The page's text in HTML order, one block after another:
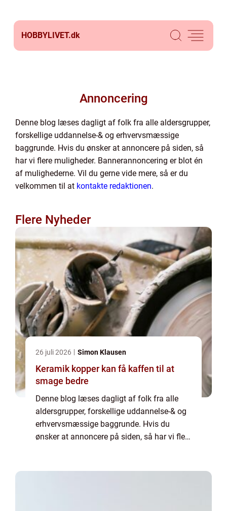
HOBBYLIVET.dk
Annoncering
Denne blog læses dagligt af folk fra alle aldersgrupper,
forskellige uddannelse-& og erhvervsmæssige
baggrunde. Hvis du ønsker at annoncere på siden, så
har vi flere muligheder. Bannerannoncering er blot én
af mulighederne. Vil du gerne vide mere, så er du
velkommen til at kontakte redaktionen.
Flere Nyheder
26 juli 2026 Simon Klausen
Keramik kopper kan få kaffen til at
smage bedre
Denne blog læses dagligt af folk fra alle
aldersgrupper, forskellige uddannelse-& og
erhvervsmæssige baggrunde. Hvis du
ønsker at annoncere på siden, så har vi flere